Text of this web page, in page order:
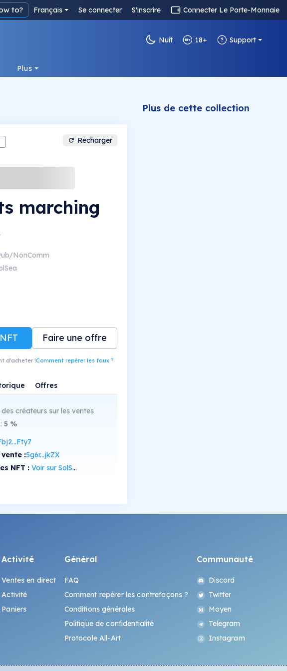
to? Français Se connecter S'inscrire Connecter Le Porte-Monnaie
Nuit 18+ Support
Plus
Recharger
marching
NonComm
Faire une offre
d'acheter !Comment repérer les faux ?
Offres
créateurs sur les ventes
5%
:5g6r...jkZX
NFT : Voir sur SolScan
Plus de cette collection
Activité
Ventes en direct
Activité
Paniers
Général
FAQ
Comment repérer les contrefaçons ?
Conditions générales
Politique de confidentialité
Protocole All-Art
Communauté
Discord
Twitter
Moyen
Telegram
Instagram